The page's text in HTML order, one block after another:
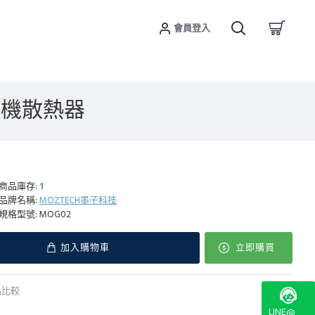
會員登入
散熱器
品庫存: 1
牌名稱: MOZTECH墨子科技
格型號: MOG02
加入購物車 立即購買
較
LINE@